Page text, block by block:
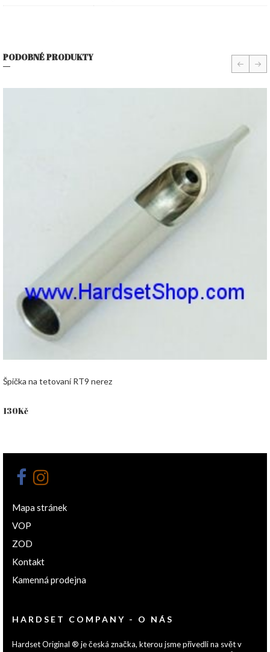
PODOBNÉ PRODUKTY
Špička na tetovaní RT9 nerez
130Kč
prev
Mapa stránek
VOP
ZOD
Kontakt
Kamenná prodejna
HARDSET COMPANY - O NÁS
Hardset Original ® je česká značka, kterou jsme přivedli na svět v